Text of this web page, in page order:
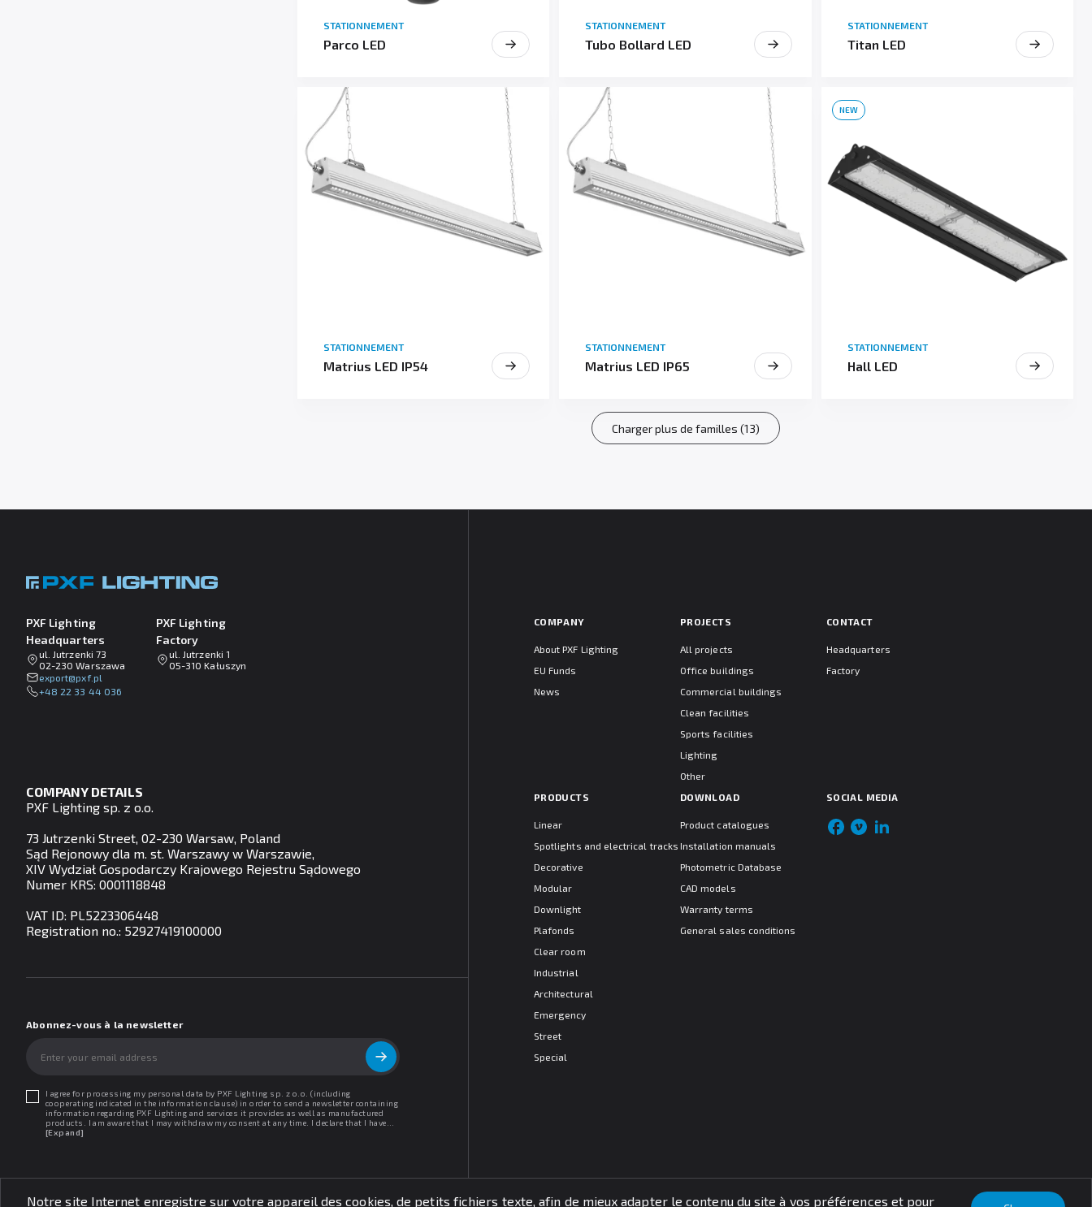
Notre site Internet enregistre sur votre appareil des cookies, de petits fichiers texte, afin de mieux adapter le contenu du site à vos préférences et pour
STATIONNEMENT
Parco LED
STATIONNEMENT
Tubo Bollard LED
STATIONNEMENT
Titan LED
STATIONNEMENT
Matrius LED IP54
STATIONNEMENT
Matrius LED IP65
STATIONNEMENT
Hall LED
NEW
Charger plus de familles (13)
PXF Lighting
Headquarters
ul. Jutrzenki 73
02-230 Warszawa
lp.fxp@tropxe
+48 22 33 44 036
PXF Lighting
Factory
ul. Jutrzenki 1
05-310 Kałuszyn
COMPANY DETAILS
PXF Lighting sp. z o.o.
73 Jutrzenki Street, 02-230 Warsaw, Poland
Sąd Rejonowy dla m. st. Warszawy w Warszawie,
XIV Wydział Gospodarczy Krajowego Rejestru Sądowego
Numer KRS: 0001118848
VAT ID: PL5223306448
Registration no.: 52927419100000
Abonnez-vous à la newsletter
I agree for processing my personal data by PXF Lighting sp. z o.o. (including
cooperating indicated in the information clause) in order to send a newsletter containing
information regarding PXF Lighting and services it provides as well as manufactured
products. I am aware that I may withdraw my consent at any time. I declare that I have
read the "Information clause regarding personal data protection".
[Expand]
COMPANY
About PXF Lighting
EU Funds
News
PROJECTS
All projects
Office buildings
Commercial buildings
Clean facilities
Sports facilities
Lighting
Other
CONTACT
Headquarters
Factory
PRODUCTS
Linear
Spotlights and electrical tracks
Decorative
Modular
Downlight
Plafonds
Clear room
Industrial
Architectural
Emergency
Street
Special
DOWNLOAD
Product catalogues
Installation manuals
Photometric Database
CAD models
Warranty terms
General sales conditions
SOCIAL MEDIA